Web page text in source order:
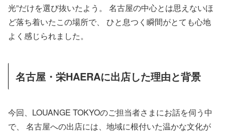
光”だけを選び抜いたよう。 名古屋の中心とは思えないほ
ど落ち着いたこの場所で、 ひと息つく瞬間がとても心地
よく感じられました。
名古屋・栄HAERAに出店した理由と背景
今回、LOUANGE TOKYOのご担当者さまにお話を伺う中
で、 名古屋への出店には、地域に根付いた温かな文化が